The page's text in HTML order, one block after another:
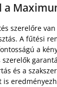
a
szerelőre
A fűtési
a
és a
is